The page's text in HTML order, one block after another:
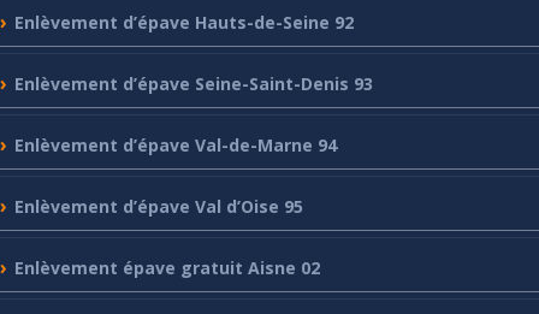
Enlèvement d’épave Hauts-de-Seine 92
Enlèvement d’épave Seine-Saint-Denis 93
Enlèvement d’épave Val-de-Marne 94
Enlèvement d’épave Val d’Oise 95
Enlèvement épave gratuit Aisne 02